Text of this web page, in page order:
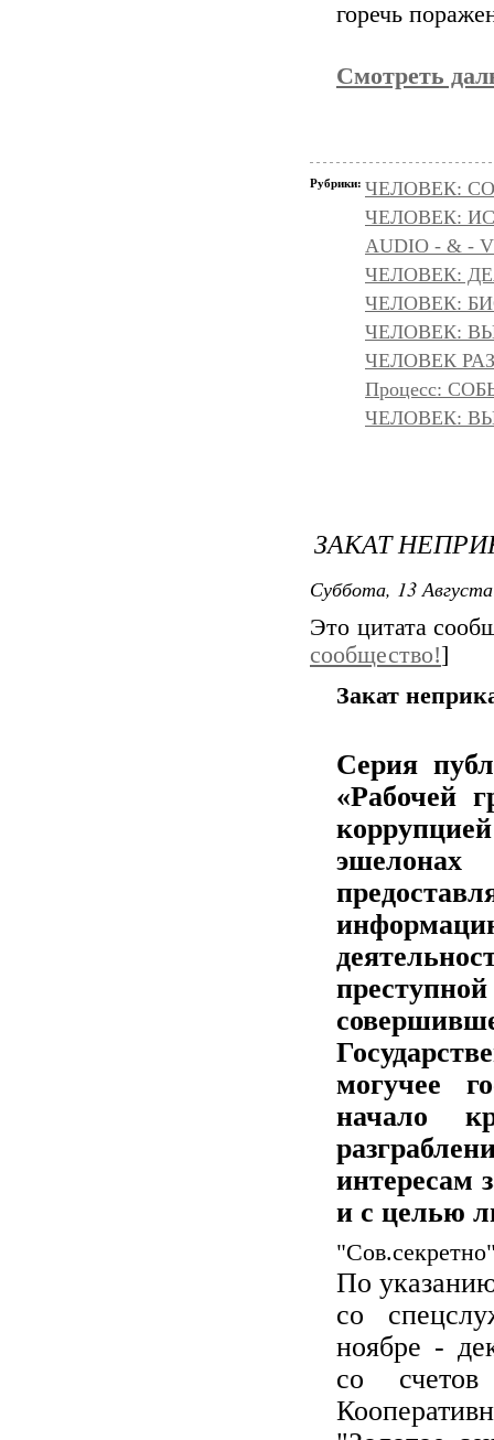
горечь
Смотреть
Рубрики: ЧЕЛОВЕК:
ЧЕЛОВЕК:
AUDIO - & -
ЧЕЛОВЕК:
ЧЕЛОВЕК:
ЧЕЛОВЕК:
ЧЕЛОВЕК
Процесс:
ЧЕЛОВЕК:
ЗАКАТ
Суббота, 13
Это цитата
сообщество!]
Закат
Серия
«Рабочей
могучее
начало
интересам
и с целью
По
со
ноябре -
со